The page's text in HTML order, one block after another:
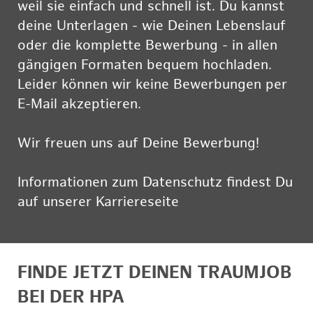
weil sie einfach und schnell ist. Du kannst
deine Unterlagen - wie Deinen Lebenslauf
oder die komplette Bewerbung - in allen
gängigen Formaten bequem hochladen.
Leider können wir keine Bewerbungen per
E-Mail akzeptieren.
Wir freuen uns auf Deine Bewerbung!
Informationen zum Datenschutz findest Du
auf unserer Karriereseite
FINDE JETZT DEINEN TRAUMJOB
BEI DER HPA